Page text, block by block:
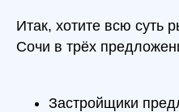
Итак, хотите всю суть
Сочи в трёх
Застройщики